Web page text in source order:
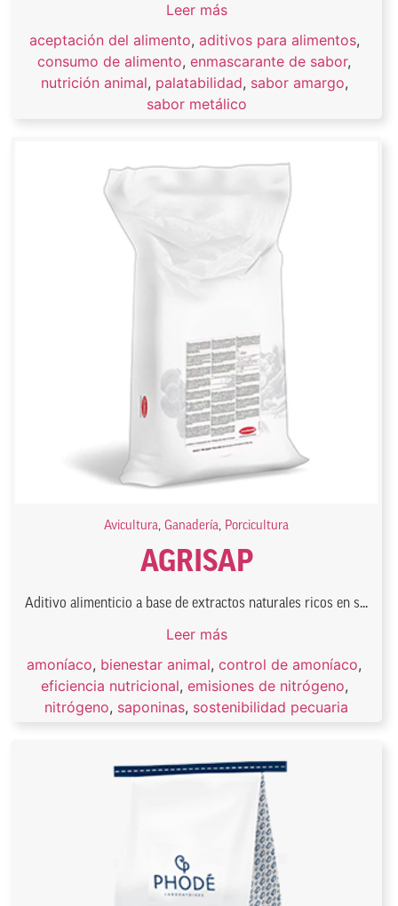
Leer más
aceptación del alimento, aditivos para alimentos,
consumo de alimento, enmascarante de sabor,
nutrición animal, palatabilidad, sabor amargo,
sabor metálico
Avicultura, Ganadería, Porcicultura
AGRISAP
Aditivo alimenticio a base de extractos naturales ricos en s...
Leer más
amoníaco, bienestar animal, control de amoníaco,
eficiencia nutricional, emisiones de nitrógeno,
nitrógeno, saponinas, sostenibilidad pecuaria